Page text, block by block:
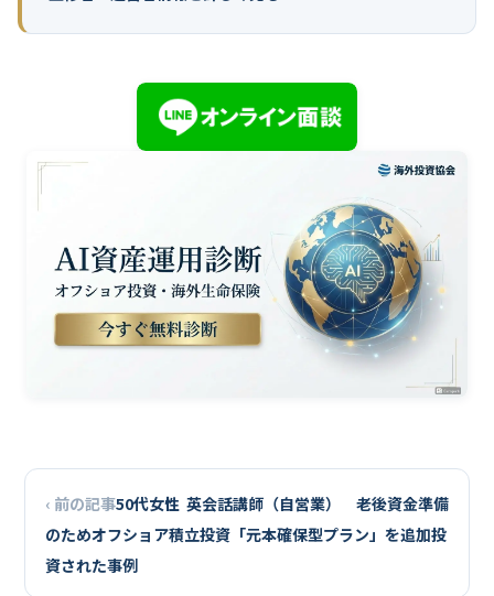
‹ 前の記事50代女性 英会話講師（自営業） 老後資金準備
のためオフショア積立投資「元本確保型プラン」を追加投
資された事例